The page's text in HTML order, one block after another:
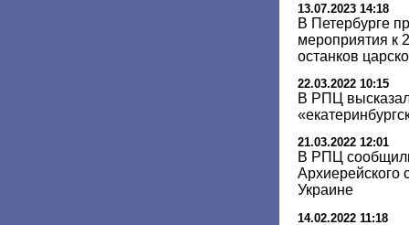
13.07.2023 14:18
В Петербурге
мероприятия к
останков
22.03.2022 10:15
В РПЦ
21.03.2022 12:01
В РПЦ
Архиерейского
Украине
14.02.2022 11:18